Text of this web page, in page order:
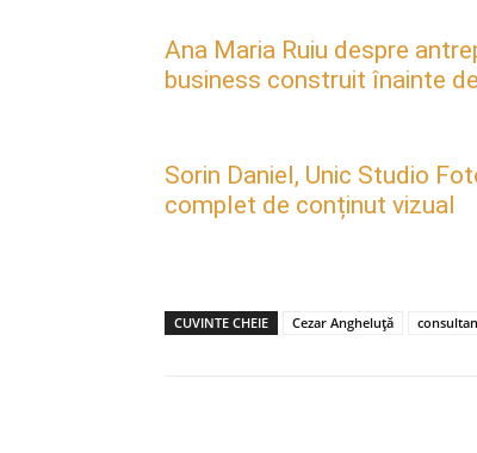
Ana Maria Ruiu despre
business construit înainte
Sorin Daniel, Unic Studio
complet de conținut vizual
CUVINTE CHEIE Cezar Angheluță